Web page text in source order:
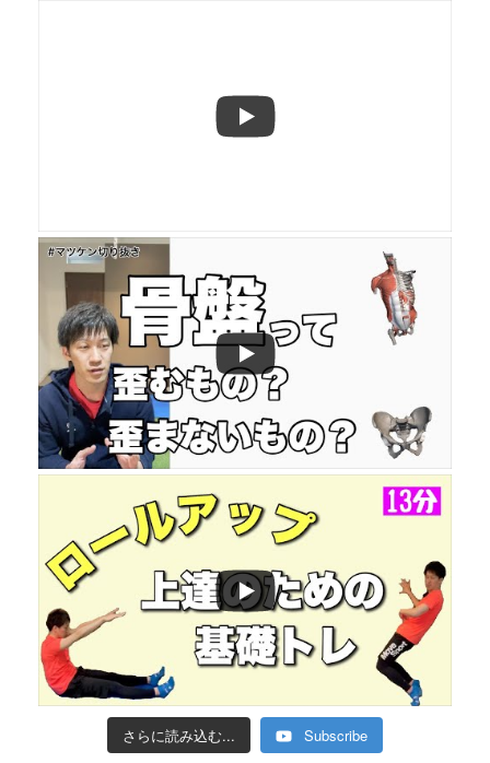
さらに読み込む... Subscribe